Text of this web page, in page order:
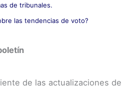
de tribunales.
las tendencias de voto?
de las actualizaciones de